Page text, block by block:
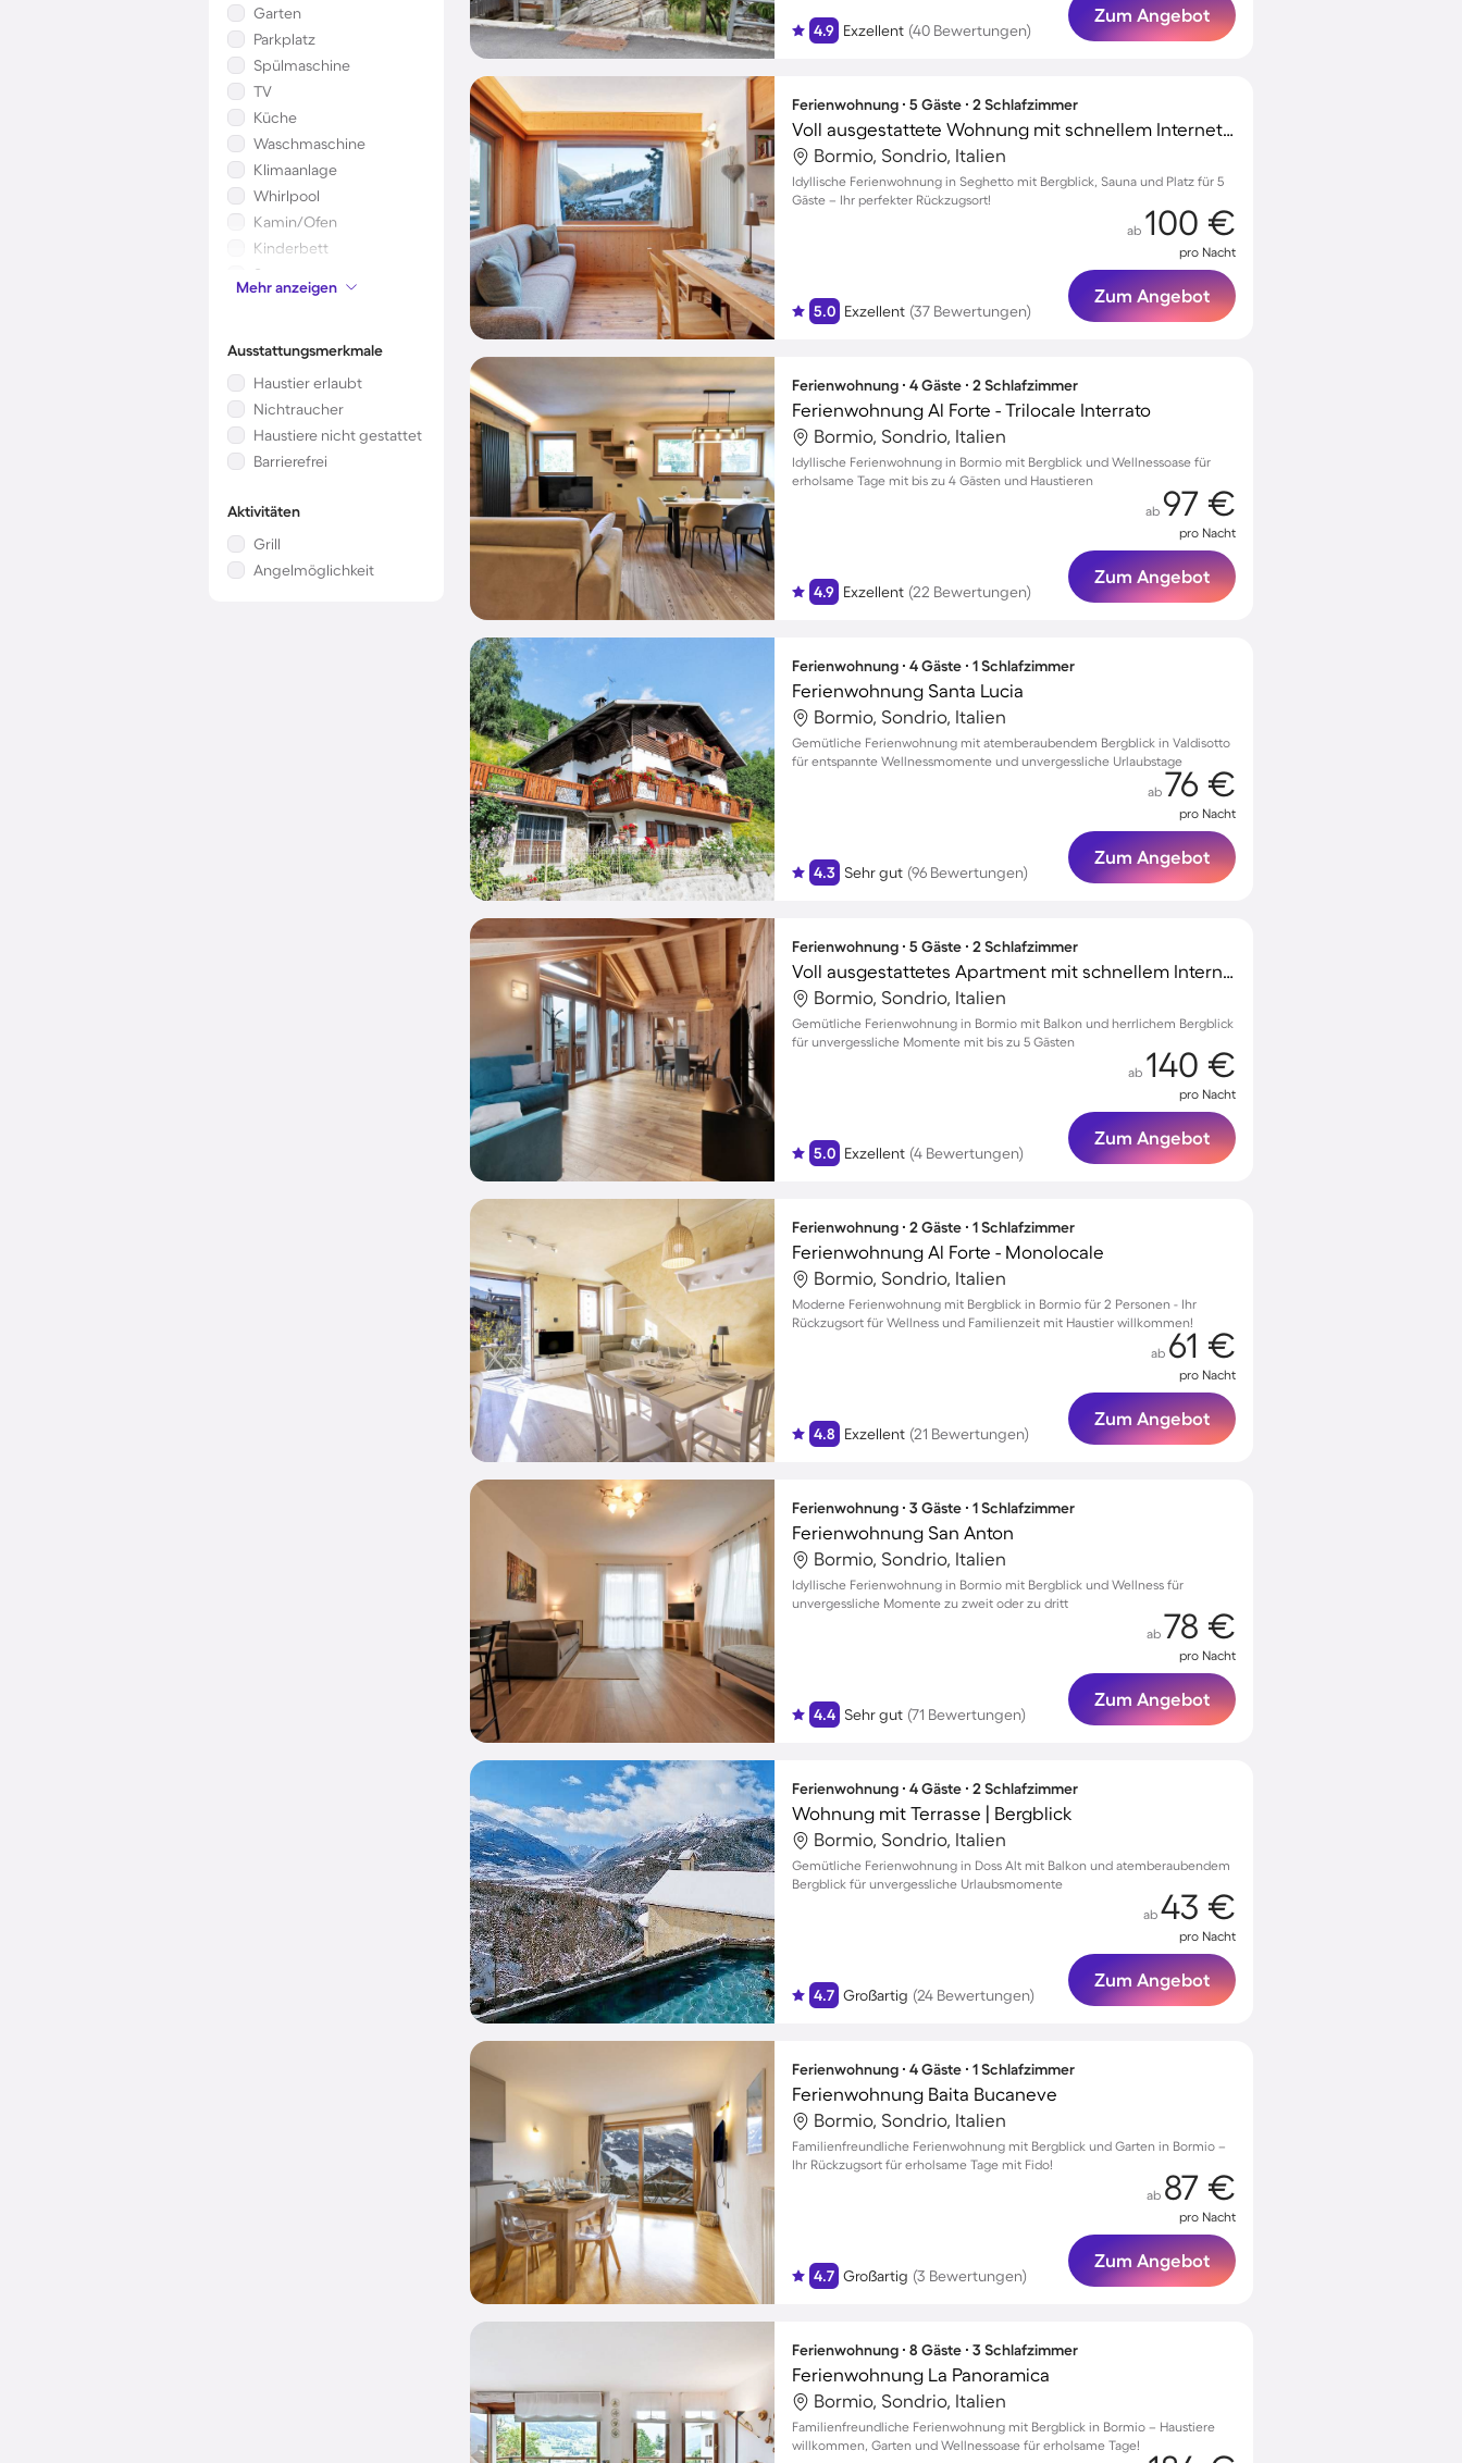
Garten
Parkplatz
Spülmaschine
TV
Küche
Waschmaschine
Klimaanlage
Whirlpool
Kamin/Ofen
Kinderbett
Sauna
Mikrowelle
Mehr anzeigen
Ausstattungsmerkmale
Haustier erlaubt
Nichtraucher
Haustiere nicht gestattet
Barrierefrei
Aktivitäten
Grill
Angelmöglichkeit
4.9 Exzellent (40 Bewertungen)
Zum Angebot
Ferienwohnung ∙ 5 Gäste ∙ 2 Schlafzimmer
Voll ausgestattete Wohnung mit schnellem Internet, Sauna und Terrasse | Bergblick | Perfekt für die Arbeit von Zuhause | Haustierfreundlich
Bormio, Sondrio, Italien
Idyllische Ferienwohnung in Seghetto mit Bergblick, Sauna und Platz für 5
Gäste – Ihr perfekter Rückzugsort!
5.0 Exzellent (37 Bewertungen)
ab 100 €
pro Nacht
Zum Angebot
Ferienwohnung ∙ 4 Gäste ∙ 2 Schlafzimmer
Ferienwohnung Al Forte - Trilocale Interrato
Bormio, Sondrio, Italien
Idyllische Ferienwohnung in Bormio mit Bergblick und Wellnessoase für
erholsame Tage mit bis zu 4 Gästen und Haustieren
4.9 Exzellent (22 Bewertungen)
ab 97 €
pro Nacht
Zum Angebot
Ferienwohnung ∙ 4 Gäste ∙ 1 Schlafzimmer
Ferienwohnung Santa Lucia
Bormio, Sondrio, Italien
Gemütliche Ferienwohnung mit atemberaubendem Bergblick in Valdisotto
für entspannte Wellnessmomente und unvergessliche Urlaubstage
4.3 Sehr gut (96 Bewertungen)
ab 76 €
pro Nacht
Zum Angebot
Ferienwohnung ∙ 5 Gäste ∙ 2 Schlafzimmer
Voll ausgestattetes Apartment mit schnellem Internet | Flussblick | Skifahren in der Nähe | Ideal für Homeoffice
Bormio, Sondrio, Italien
Gemütliche Ferienwohnung in Bormio mit Balkon und herrlichem Bergblick
für unvergessliche Momente mit bis zu 5 Gästen
5.0 Exzellent (4 Bewertungen)
ab 140 €
pro Nacht
Zum Angebot
Ferienwohnung ∙ 2 Gäste ∙ 1 Schlafzimmer
Ferienwohnung Al Forte - Monolocale
Bormio, Sondrio, Italien
Moderne Ferienwohnung mit Bergblick in Bormio für 2 Personen - Ihr
Rückzugsort für Wellness und Familienzeit mit Haustier willkommen!
4.8 Exzellent (21 Bewertungen)
ab 61 €
pro Nacht
Zum Angebot
Ferienwohnung ∙ 3 Gäste ∙ 1 Schlafzimmer
Ferienwohnung San Anton
Bormio, Sondrio, Italien
Idyllische Ferienwohnung in Bormio mit Bergblick und Wellness für
unvergessliche Momente zu zweit oder zu dritt
4.4 Sehr gut (71 Bewertungen)
ab 78 €
pro Nacht
Zum Angebot
Ferienwohnung ∙ 4 Gäste ∙ 2 Schlafzimmer
Wohnung mit Terrasse | Bergblick
Bormio, Sondrio, Italien
Gemütliche Ferienwohnung in Doss Alt mit Balkon und atemberaubendem
Bergblick für unvergessliche Urlaubsmomente
4.7 Großartig (24 Bewertungen)
ab 43 €
pro Nacht
Zum Angebot
Ferienwohnung ∙ 4 Gäste ∙ 1 Schlafzimmer
Ferienwohnung Baita Bucaneve
Bormio, Sondrio, Italien
Familienfreundliche Ferienwohnung mit Bergblick und Garten in Bormio –
Ihr Rückzugsort für erholsame Tage mit Fido!
4.7 Großartig (3 Bewertungen)
ab 87 €
pro Nacht
Zum Angebot
Ferienwohnung ∙ 8 Gäste ∙ 3 Schlafzimmer
Ferienwohnung La Panoramica
Bormio, Sondrio, Italien
Familienfreundliche Ferienwohnung mit Bergblick in Bormio – Haustiere
willkommen, Garten und Wellnessoase für erholsame Tage!